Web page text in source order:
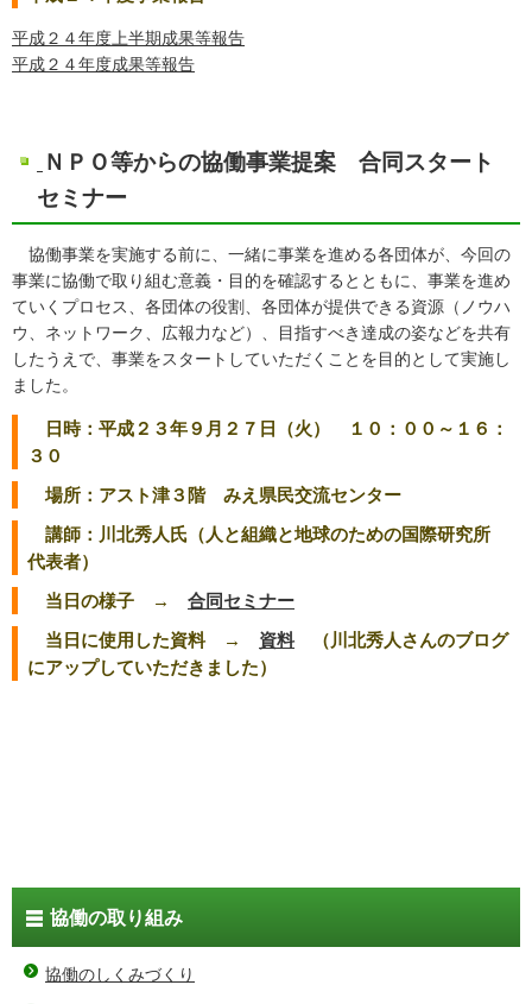
平成２４年度上半期成果等報告
平成２４年度成果等報告
ＮＰＯ等からの協働事業提案 合同スタート
セミナー
協働事業を実施する前に、一緒に事業を進める各団体が、今回の
事業に協働で取り組む意義・目的を確認するとともに、事業を進め
ていくプロセス、各団体の役割、各団体が提供できる資源（ノウハ
ウ、ネットワーク、広報力など）、目指すべき達成の姿などを共有
したうえで、事業をスタートしていただくことを目的として実施し
ました。
日時：平成２３年９月２７日（火） １０：００～１６：
３０
場所：アスト津３階 みえ県民交流センター
講師：川北秀人氏（人と組織と地球のための国際研究所
代表者）
当日の様子 → 合同セミナー
当日に使用した資料 → 資料 （川北秀人さんのブログ
にアップしていただきました）
協働の取り組み
協働のしくみづくり